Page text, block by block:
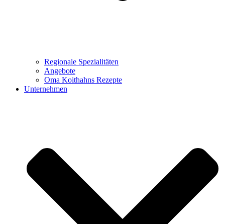
Regionale Spezialitäten
Angebote
Oma Koithahns Rezepte
Unternehmen